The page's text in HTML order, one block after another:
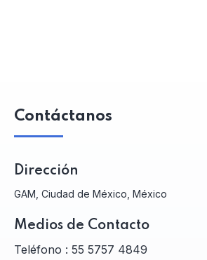
Contáctanos
Dirección
GAM, Ciudad de México, México
Medios de Contacto
Teléfono : 55 5757 4849